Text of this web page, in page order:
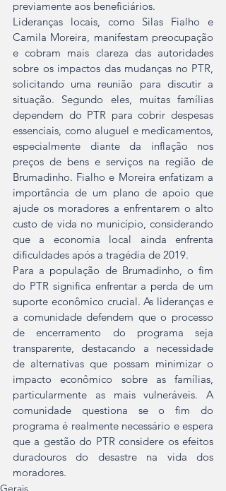
previamente aos beneficiários.
Lideranças locais, como Silas Fialho e
Camila Moreira, manifestam preocupação
e cobram mais clareza das autoridades
sobre os impactos das mudanças no PTR,
solicitando uma reunião para discutir a
situação. Segundo eles, muitas famílias
dependem do PTR para cobrir despesas
essenciais, como aluguel e medicamentos,
especialmente diante da inflação nos
preços de bens e serviços na região de
Brumadinho. Fialho e Moreira enfatizam a
importância de um plano de apoio que
ajude os moradores a enfrentarem o alto
custo de vida no município, considerando
que a economia local ainda enfrenta
dificuldades após a tragédia de 2019.
Para a população de Brumadinho, o fim
do PTR significa enfrentar a perda de um
suporte econômico crucial. As lideranças e
a comunidade defendem que o processo
de encerramento do programa seja
transparente, destacando a necessidade
de alternativas que possam minimizar o
impacto econômico sobre as famílias,
particularmente as mais vulneráveis. A
comunidade questiona se o fim do
programa é realmente necessário e espera
que a gestão do PTR considere os efeitos
duradouros do desastre na vida dos
moradores.